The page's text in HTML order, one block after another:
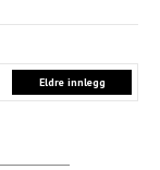
Eldre innlegg